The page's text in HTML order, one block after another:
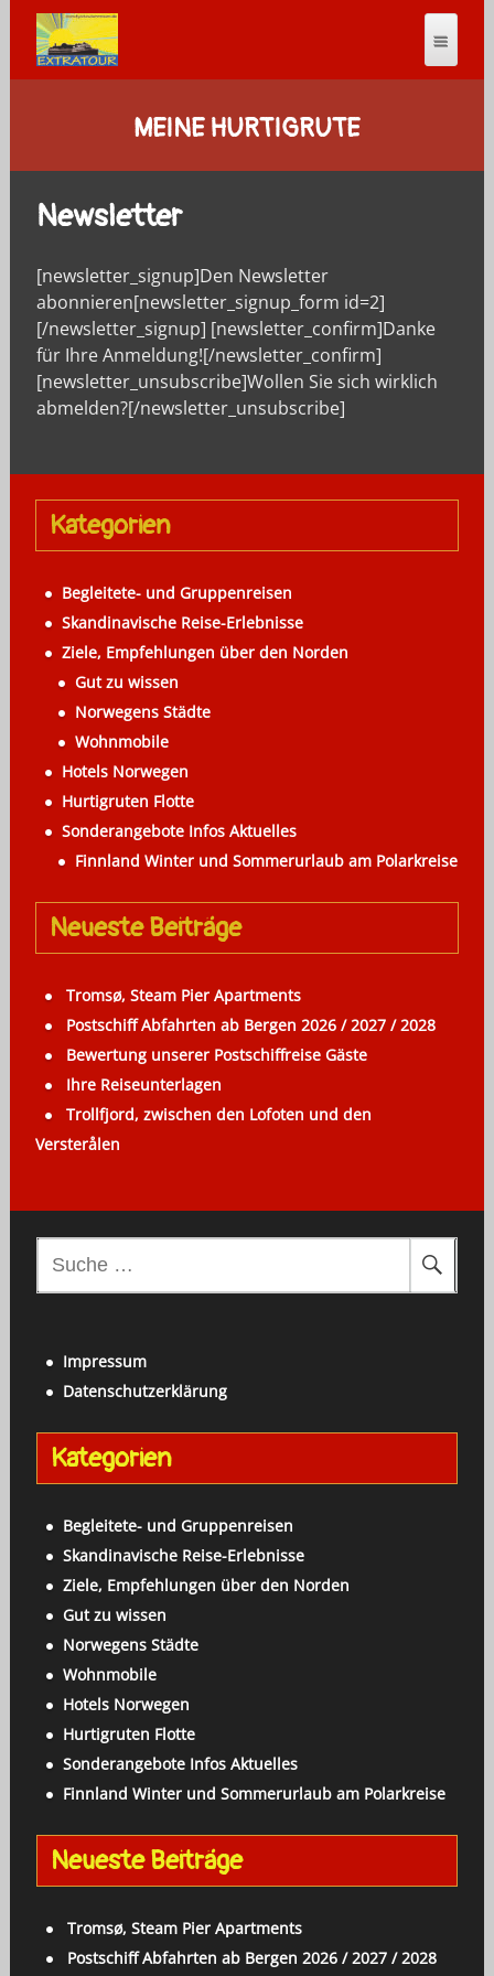
MEINE HURTIGRUTE
Newsletter
[newsletter_signup]Den Newsletter
abonnieren[newsletter_signup_form id=2]
[/newsletter_signup] [newsletter_confirm]Danke
für Ihre Anmeldung![/newsletter_confirm]
[newsletter_unsubscribe]Wollen Sie sich wirklich
abmelden?[/newsletter_unsubscribe]
Kategorien
Begleitete- und Gruppenreisen
Skandinavische Reise-Erlebnisse
Ziele, Empfehlungen über den Norden
Gut zu wissen
Norwegens Städte
Wohnmobile
Hotels Norwegen
Hurtigruten Flotte
Sonderangebote Infos Aktuelles
Finnland Winter und Sommerurlaub am Polarkreise
Neueste Beiträge
Tromsø, Steam Pier Apartments
Postschiff Abfahrten ab Bergen 2026 / 2027 / 2028
Bewertung unserer Postschiffreise Gäste
Ihre Reiseunterlagen
Trollfjord, zwischen den Lofoten und den
Versterålen
e
n
a
h
Impressum
Datenschutzerklärung
Kategorien
Begleitete- und Gruppenreisen
Skandinavische Reise-Erlebnisse
Ziele, Empfehlungen über den Norden
Gut zu wissen
Norwegens Städte
Wohnmobile
Hotels Norwegen
Hurtigruten Flotte
Sonderangebote Infos Aktuelles
Finnland Winter und Sommerurlaub am Polarkreise
Neueste Beiträge
Tromsø, Steam Pier Apartments
Postschiff Abfahrten ab Bergen 2026 / 2027 / 2028